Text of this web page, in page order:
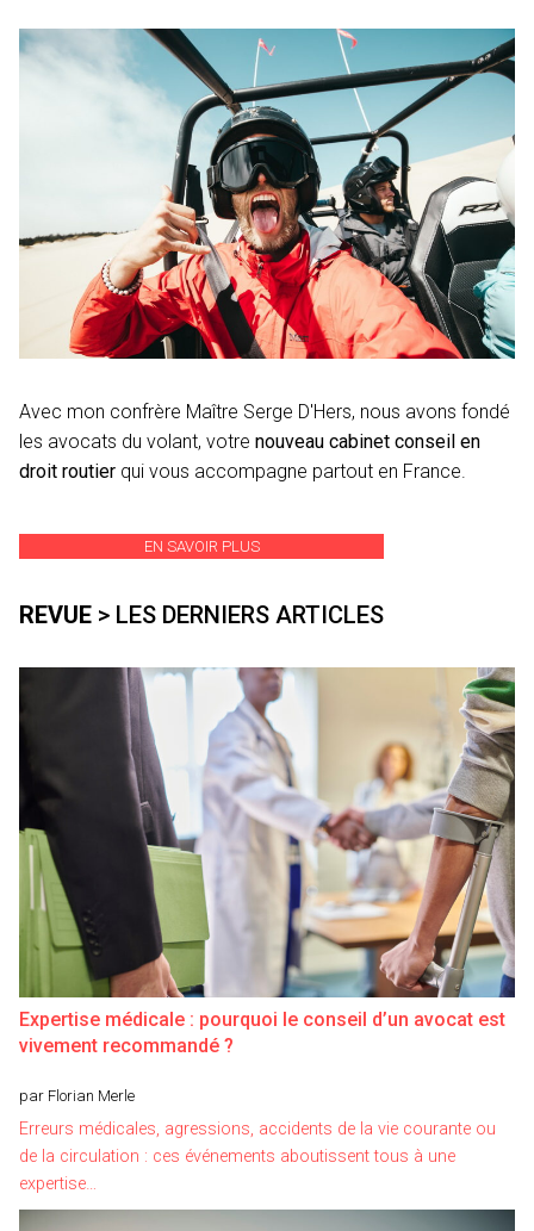
Avec mon confrère Maître Serge D'Hers, nous avons fondé
les avocats du volant, votre nouveau cabinet conseil en
droit routier qui vous accompagne partout en France.
EN SAVOIR PLUS
REVUE > LES DERNIERS ARTICLES
Expertise médicale : pourquoi le conseil d’un avocat est
vivement recommandé ?
par Florian Merle
Erreurs médicales, agressions, accidents de la vie courante ou
de la circulation : ces événements aboutissent tous à une
expertise…